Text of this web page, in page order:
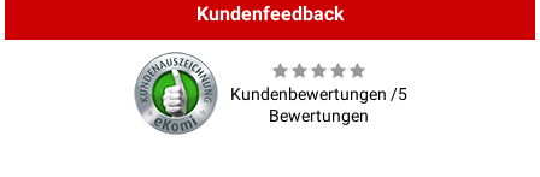
Kundenfeedback
Kundenbewertungen /5
Bewertungen